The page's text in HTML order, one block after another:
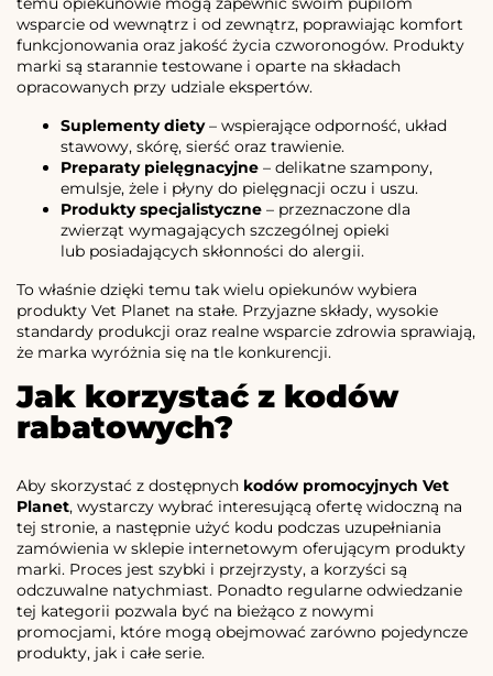
wsparcie od wewnątrz i od zewnątrz, poprawiając komfort
funkcjonowania oraz jakość życia czworonogów. Produkty
marki są starannie testowane i oparte na składach
opracowanych przy udziale ekspertów.
Suplementy diety– wspierające odporność, układ
stawowy, skórę, sierść oraz trawienie.
Preparaty pielęgnacyjne – delikatne szampony,
emulsje, żele i płyny do pielęgnacji oczu i uszu.
Produkty specjalistyczne – przeznaczone dla
zwierząt wymagających szczególnej opieki
lub posiadających skłonności do alergii.
To właśnie dzięki temu tak wielu opiekunów wybiera
produkty Vet Planet na stałe. Przyjazne składy, wysokie
standardy produkcji oraz realne wsparcie zdrowia sprawiają,
że marka wyróżnia się na tle konkurencji.
Jak korzystać z kodów
rabatowych?
Aby skorzystać z dostępnych kodów promocyjnych Vet
Planet, wystarczy wybrać interesującą ofertę widoczną na
tej stronie, a następnie użyć kodu podczas uzupełniania
zamówienia w sklepie internetowym oferującym produkty
marki. Proces jest szybki i przejrzysty, a korzyści są
odczuwalne natychmiast. Ponadto regularne odwiedzanie
tej kategorii pozwala być na bieżąco z nowymi
promocjami, które mogą obejmować zarówno pojedyncze
produkty, jak i całe serie.